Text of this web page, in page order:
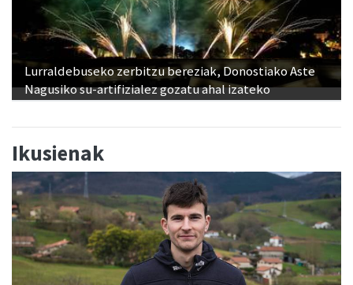
Lurraldebuseko zerbitzu bereziak, Donostiako Aste
Nagusiko su-artifizialez gozatu ahal izateko
Ikusienak